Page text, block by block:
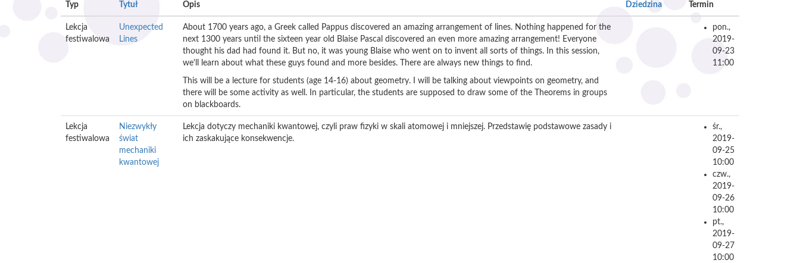
Typ Tytuł Opis Dziedzina Termin
Lekcja
festiwalowa
Unexpected
Lines
About 1700 years ago, a Greek called Pappus discovered an amazing arrangement of lines. Nothing happened for the
next 1300 years until the sixteen year old Blaise Pascal discovered an even more amazing arrangement! Everyone
thought his dad had found it. But no, it was young Blaise who went on to invent all sorts of things. In this session,
we'll learn about what these guys found and more besides. There are always new things to find.
This will be a lecture for students (age 14-16) about geometry. I will be talking about viewpoints on geometry, and
there will be some activity as well. In particular, the students are supposed to draw some of the Theorems in groups
on blackboards.
pon.,
2019-
09-23
11:00
Lekcja
festiwalowa
Niezwykły
świat
mechaniki
kwantowej
Lekcja dotyczy mechaniki kwantowej, czyli praw fizyki w skali atomowej i mniejszej. Przedstawię podstawowe zasady i
ich zaskakujące konsekwencje.
śr.,
2019-
09-25
10:00
czw.,
2019-
09-26
10:00
pt.,
2019-
09-27
10:00